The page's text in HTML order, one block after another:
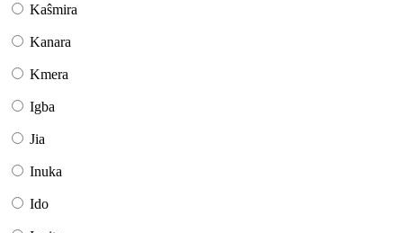
Kaŝmira
Kanara
Kmera
Igba
Jia
Inuka
Ido